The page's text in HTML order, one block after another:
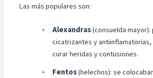
Las más populares son:
Alexandras(consuelda
cicatrizantes y antiinflamatorias,
curar heridas y contusiones.
Fentos(helechos): se